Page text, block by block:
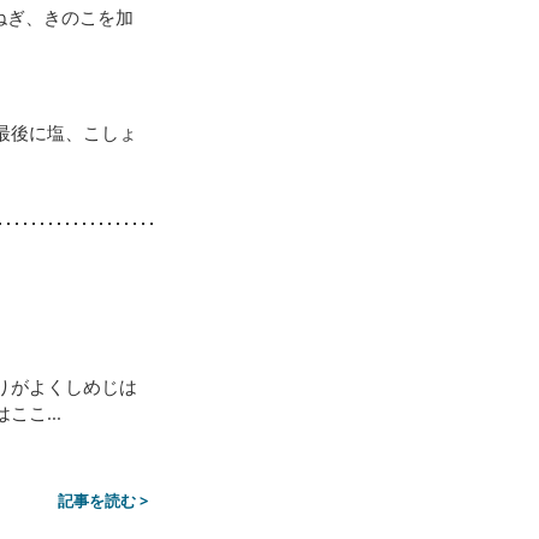
、きのこを加
に塩、こしょ
がよくしめじは
ここ...
記事を読む >